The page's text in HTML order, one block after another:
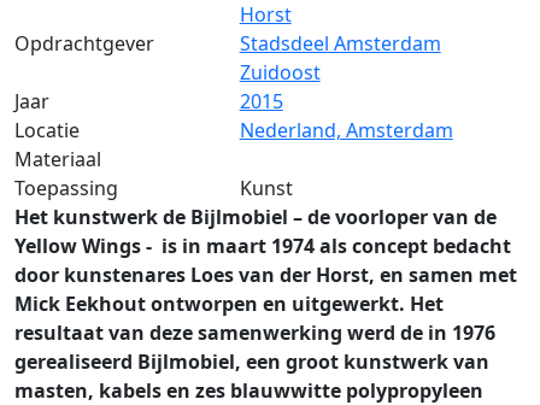
Horst
Opdrachtgever
Stadsdeel Amsterdam
Zuidoost
Jaar
2015
Locatie
Nederland, Amsterdam
Materiaal
Toepassing
Kunst
Het kunstwerk de Bijlmobiel – de voorloper van de
Yellow Wings - is in maart 1974 als concept bedacht
door kunstenares Loes van der Horst, en samen met
Mick Eekhout ontworpen en uitgewerkt. Het
resultaat van deze samenwerking werd de in 1976
gerealiseerd Bijlmobiel, een groot kunstwerk van
masten, kabels en zes blauwwitte polypropyleen